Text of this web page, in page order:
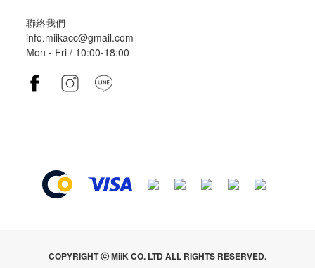
聯絡我們
info.miikacc@gmail.com
Mon - Fri / 10:00-18:00
COPYRIGHT ⓒ MiiK CO. LTD ALL RIGHTS RESERVED.